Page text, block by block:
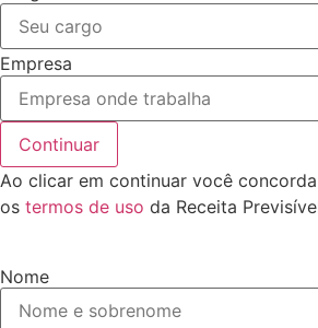
Empresa
Continuar
Ao clicar em continuar você
os termos de uso da Receita
Nome